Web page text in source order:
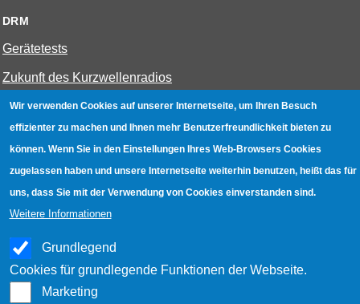
DRM
Gerätetests
Zukunft des Kurzwellenradios
W-LAN
Bestenliste
Gerätetests
Hotspot absichern
WLAN-Testbuch
Wir verwenden Cookies auf unserer Internetseite, um Ihren Besuch
effizienter zu machen und Ihnen mehr Benutzerfreundlichkeit bieten zu
können. Wenn Sie in den Einstellungen Ihres Web-Browsers Cookies
zugelassen haben und unsere Internetseite weiterhin benutzen, heißt das für
uns, dass Sie mit der Verwendung von Cookies einverstanden sind.
Weitere Informationen
Grundlegend
Cookies für grundlegende Funktionen der Webseite.
Marketing